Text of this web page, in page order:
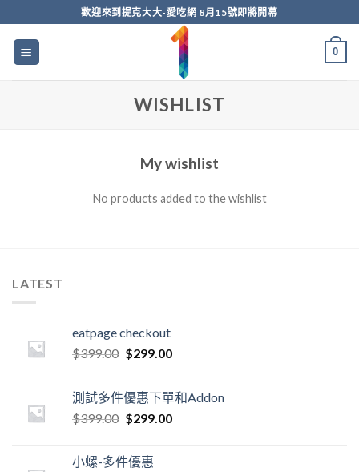
content
歡迎來到提克大大-愛吃網 8月15號即將開幕
0
WISHLIST
My wishlist
No products added to the wishlist
LATEST
eatpage checkout
$399.00 $299.00
測試多件優惠下單和Addon
$399.00 $299.00
小螺-多件優惠